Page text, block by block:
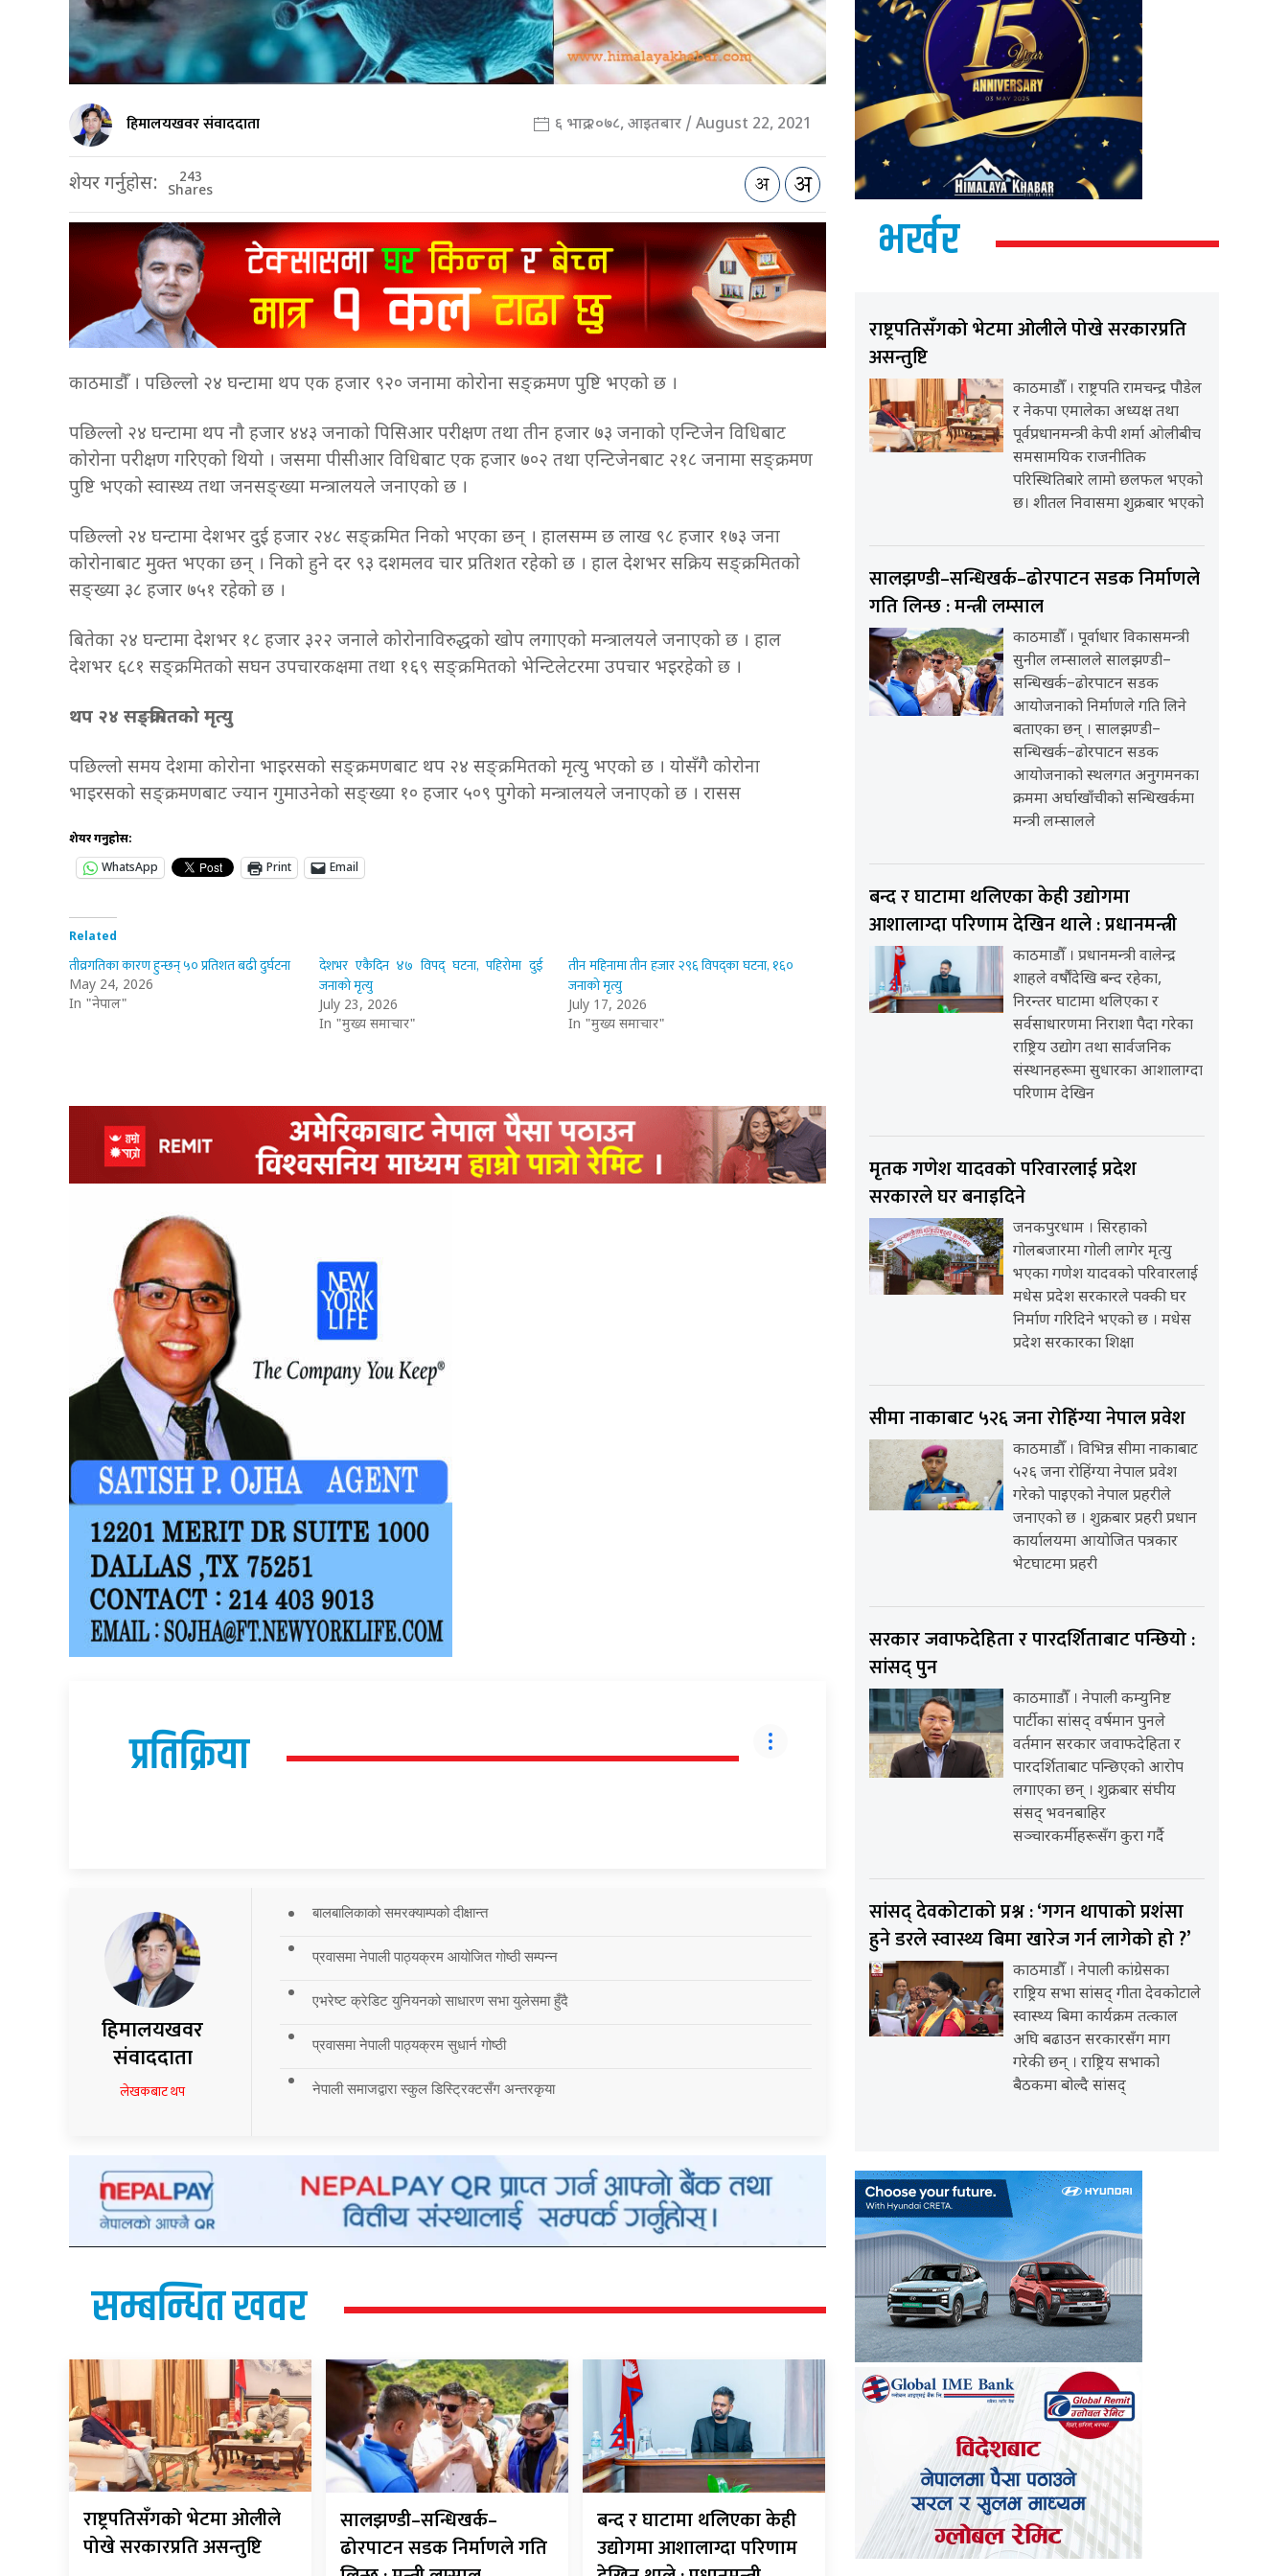
हिमालयखवर संवाददाता ६ भाद्र २०७८, आइतबार / August 22, 2021
शेयर गर्नुहोस: 243
Shares
काठमाडौँ । पछिल्लो २४ घन्टामा थप एक हजार ९२० जनामा कोरोना सङ्क्रमण पुष्टि भएको छ ।
पछिल्लो २४ घन्टामा थप नौ हजार ४४३ जनाको पिसिआर परीक्षण तथा तीन हजार ७३ जनाको एन्टिजेन विधिबाट
कोरोना परीक्षण गरिएको थियो । जसमा पीसीआर विधिबाट एक हजार ७०२ तथा एन्टिजेनबाट २१८ जनामा सङ्क्रमण
पुष्टि भएको स्वास्थ्य तथा जनसङ्ख्या मन्त्रालयले जनाएको छ ।
पछिल्लो २४ घन्टामा देशभर दुई हजार २४८ सङ्क्रमित निको भएका छन् । हालसम्म छ लाख ९८ हजार १७३ जना
कोरोनाबाट मुक्त भएका छन् । निको हुने दर ९३ दशमलव चार प्रतिशत रहेको छ । हाल देशभर सक्रिय सङ्क्रमितको
सङ्ख्या ३८ हजार ७५१ रहेको छ ।
बितेका २४ घन्टामा देशभर १८ हजार ३२२ जनाले कोरोनाविरुद्धको खोप लगाएको मन्त्रालयले जनाएको छ । हाल
देशभर ६८१ सङ्क्रमितको सघन उपचारकक्षमा तथा १६९ सङ्क्रमितको भेन्टिलेटरमा उपचार भइरहेको छ ।
थप २४ सङ्क्रमितको मृत्यु
पछिल्लो समय देशमा कोरोना भाइरसको सङ्क्रमणबाट थप २४ सङ्क्रमितको मृत्यु भएको छ । योसँगै कोरोना
भाइरसको सङ्क्रमणबाट ज्यान गुमाउनेको सङ्ख्या १० हजार ५०९ पुगेको मन्त्रालयले जनाएको छ । रासस
शेयर गर्नुहोस:
WhatsApp
Print Email
Related
तीव्रगतिका कारण हुन्छन् ५० प्रतिशत बढी दुर्घटना
May 24, 2026
In "नेपाल"
देशभर एकैदिन ४७ विपद् घटना, पहिरोमा दुई
जनाको मृत्यु
July 23, 2026
In "मुख्य समाचार"
तीन महिनामा तीन हजार २९६ विपद्का घटना, १६०
जनाको मृत्यु
July 17, 2026
In "मुख्य समाचार"
प्रतिक्रिया
हिमालयखवर
संवाददाता
लेखकबाट थप
बालबालिकाको समरक्याम्पको दीक्षान्त
प्रवासमा नेपाली पाठ्यक्रम आयोजित गोष्ठी सम्पन्न
एभरेष्ट क्रेडिट युनियनको साधारण सभा युलेसमा हुँदै
प्रवासमा नेपाली पाठ्यक्रम सुधार्न गोष्ठी
नेपाली समाजद्वारा स्कुल डिस्ट्रिक्टसँग अन्तरकृया
सम्बन्धित खवर
राष्ट्रपतिसँगको भेटमा ओलीले
पोखे सरकारप्रति असन्तुष्टि
सालझण्डी–सन्धिखर्क–
ढोरपाटन सडक निर्माणले गति
बन्द र घाटामा थलिएका केही
उद्योगमा आशालाग्दा परिणाम
भर्खर
राष्ट्रपतिसँगको भेटमा ओलीले पोखे सरकारप्रति
असन्तुष्टि
काठमाडौँ । राष्ट्रपति रामचन्द्र पौडेल
र नेकपा एमालेका अध्यक्ष तथा
पूर्वप्रधानमन्त्री केपी शर्मा ओलीबीच
समसामयिक राजनीतिक
परिस्थितिबारे लामो छलफल भएको
छ। शीतल निवासमा शुक्रबार भएको
सालझण्डी–सन्धिखर्क–ढोरपाटन सडक निर्माणले
गति लिन्छ : मन्त्री लम्साल
काठमाडौँ । पूर्वाधार विकासमन्त्री
सुनील लम्सालले सालझण्डी–
सन्धिखर्क–ढोरपाटन सडक
आयोजनाको निर्माणले गति लिने
बताएका छन् । सालझण्डी–
सन्धिखर्क–ढोरपाटन सडक
आयोजनाको स्थलगत अनुगमनका
क्रममा अर्घाखाँचीको सन्धिखर्कमा
मन्त्री लम्सालले
बन्द र घाटामा थलिएका केही उद्योगमा
आशालाग्दा परिणाम देखिन थाले : प्रधानमन्त्री
काठमाडौँ । प्रधानमन्त्री वालेन्द्र
शाहले वर्षौंदेखि बन्द रहेका,
निरन्तर घाटामा थलिएका र
सर्वसाधारणमा निराशा पैदा गरेका
राष्ट्रिय उद्योग तथा सार्वजनिक
संस्थानहरूमा सुधारका आशालाग्दा
परिणाम देखिन
मृतक गणेश यादवको परिवारलाई प्रदेश
सरकारले घर बनाइदिने
जनकपुरधाम । सिरहाको
गोलबजारमा गोली लागेर मृत्यु
भएका गणेश यादवको परिवारलाई
मधेस प्रदेश सरकारले पक्की घर
निर्माण गरिदिने भएको छ । मधेस
प्रदेश सरकारका शिक्षा
सीमा नाकाबाट ५२६ जना रोहिंग्या नेपाल प्रवेश
काठमाडौँ । विभिन्न सीमा नाकाबाट
५२६ जना रोहिंग्या नेपाल प्रवेश
गरेको पाइएको नेपाल प्रहरीले
जनाएको छ । शुक्रबार प्रहरी प्रधान
कार्यालयमा आयोजित पत्रकार
भेटघाटमा प्रहरी
सरकार जवाफदेहिता र पारदर्शिताबाट पन्छियो :
सांसद् पुन
काठमााडौँ । नेपाली कम्युनिष्ट
पार्टीका सांसद् वर्षमान पुनले
वर्तमान सरकार जवाफदेहिता र
पारदर्शिताबाट पन्छिएको आरोप
लगाएका छन् । शुक्रबार संघीय
संसद् भवनबाहिर
सञ्चारकर्मीहरूसँग कुरा गर्दै
सांसद् देवकोटाको प्रश्न : ‘गगन थापाको प्रशंसा
हुने डरले स्वास्थ्य बिमा खारेज गर्न लागेको हो ?’
काठमाडौँ । नेपाली कांग्रेसका
राष्ट्रिय सभा सांसद् गीता देवकोटाले
स्वास्थ्य बिमा कार्यक्रम तत्काल
अघि बढाउन सरकारसँग माग
गरेकी छन् । राष्ट्रिय सभाको
बैठकमा बोल्दै सांसद्